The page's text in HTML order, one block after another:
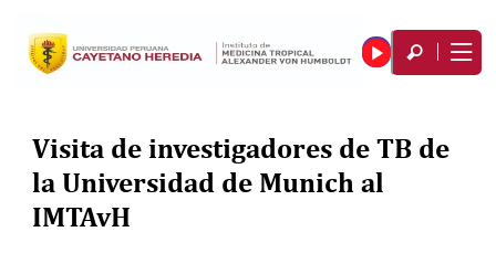
Visita de investigadores de TB de
la Universidad de Munich al
IMTAvH